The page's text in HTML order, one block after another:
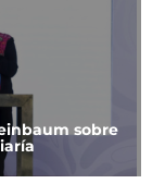
sobre